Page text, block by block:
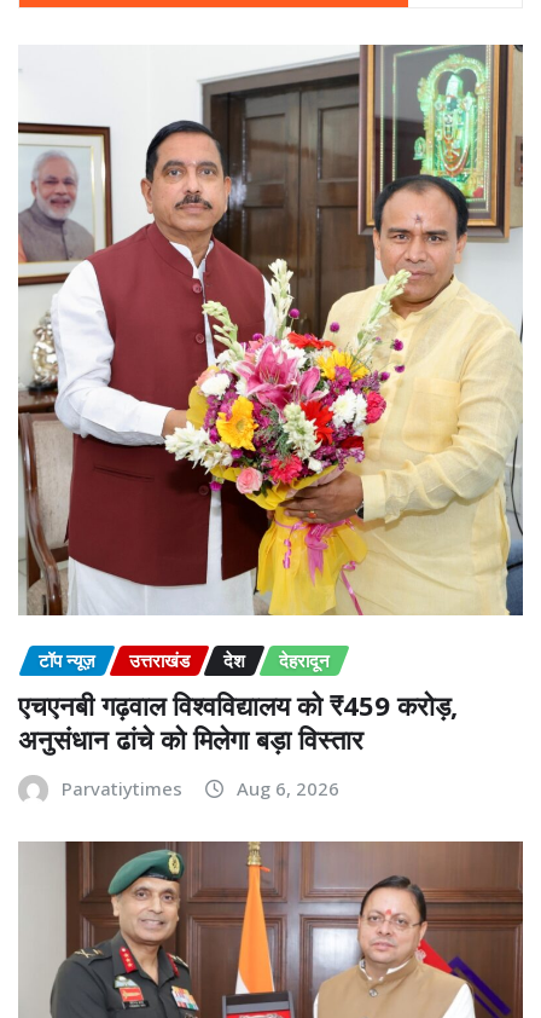
टॉप न्यूज़ उत्तराखंड देश देहरादून
एचएनबी गढ़वाल विश्वविद्यालय को ₹459 करोड़,
अनुसंधान ढांचे को मिलेगा बड़ा विस्तार
Parvatiytimes Aug 6, 2026